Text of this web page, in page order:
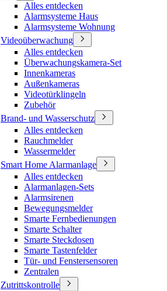
Alles entdecken
Alarmsysteme Haus
Alarmsysteme Wohnung
Videoüberwachung
Alles entdecken
Überwachungskamera-Set
Innenkameras
Außenkameras
Videotürklingeln
Zubehör
Brand- und Wasserschutz
Alles entdecken
Rauchmelder
Wassermelder
Smart Home Alarmanlage
Alles entdecken
Alarmanlagen-Sets
Alarmsirenen
Bewegungsmelder
Smarte Fernbedienungen
Smarte Schalter
Smarte Steckdosen
Smarte Tastenfelder
Tür- und Fenstersensoren
Zentralen
Zutrittskontrolle